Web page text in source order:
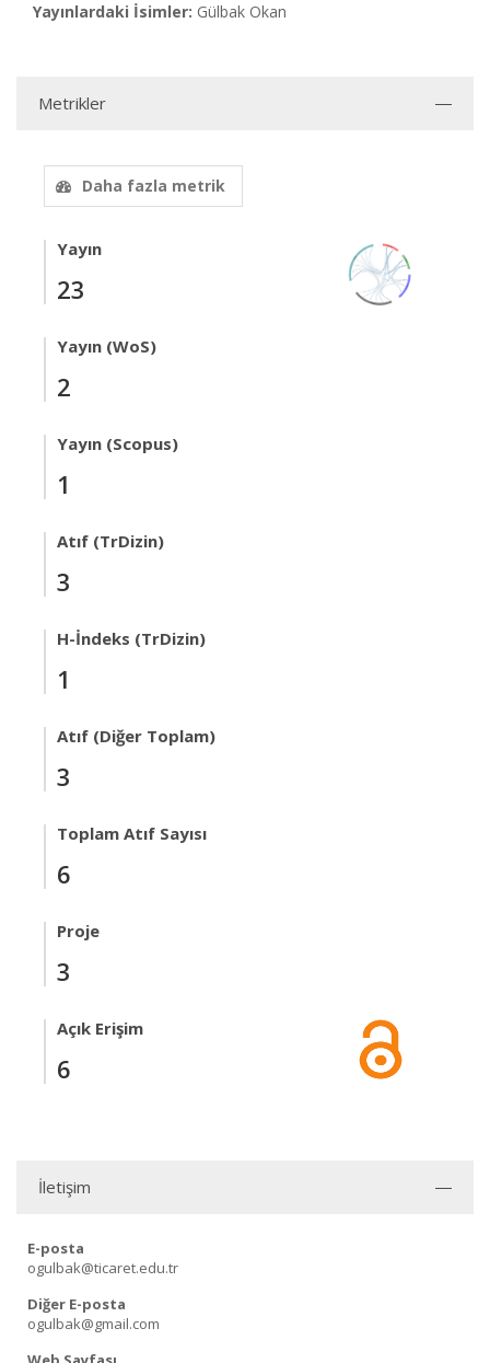
Yayınlardaki İsimler: Gülbak Okan
Metrikler
Daha fazla metrik
Yayın
23
Yayın (WoS)
2
Yayın (Scopus)
1
Atıf (TrDizin)
3
H-İndeks (TrDizin)
1
Atıf (Diğer Toplam)
3
Toplam Atıf Sayısı
6
Proje
3
Açık Erişim
6
İletişim
E-posta
ogulbak@ticaret.edu.tr
Diğer E-posta
ogulbak@gmail.com